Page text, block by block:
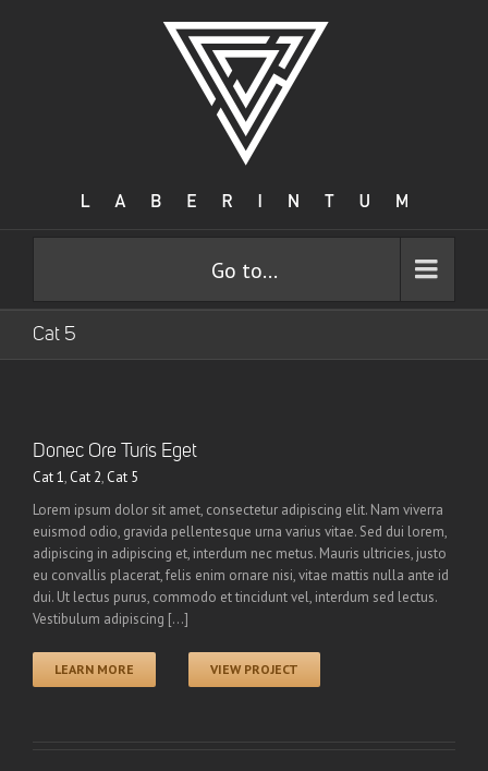
Go to...
Cat 5
Donec Ore Turis Eget
Cat 1, Cat 2, Cat 5
Lorem ipsum dolor sit amet, consectetur adipiscing elit. Nam viverra
euismod odio, gravida pellentesque urna varius vitae. Sed dui lorem,
adipiscing in adipiscing et, interdum nec metus. Mauris ultricies, justo
eu convallis placerat, felis enim ornare nisi, vitae mattis nulla ante id
dui. Ut lectus purus, commodo et tincidunt vel, interdum sed lectus.
Vestibulum adipiscing [...]
LEARN MORE VIEW PROJECT